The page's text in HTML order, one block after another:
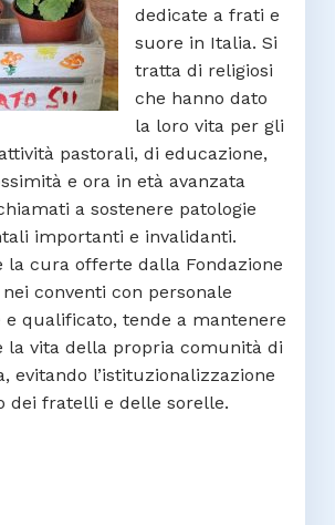
dedicate a frati e
suore in Italia. Si
tratta di religiosi
che hanno dato
la loro vita per gli
pastorali, di educazione,
e ora in età avanzata
a sostenere patologie
importanti e invalidanti.
la cura offerte dalla Fondazione
conventi con personale
e qualificato, tende a mantenere
la vita della propria comunità di
evitando l’istituzionalizzazione
dei fratelli e delle sorelle.